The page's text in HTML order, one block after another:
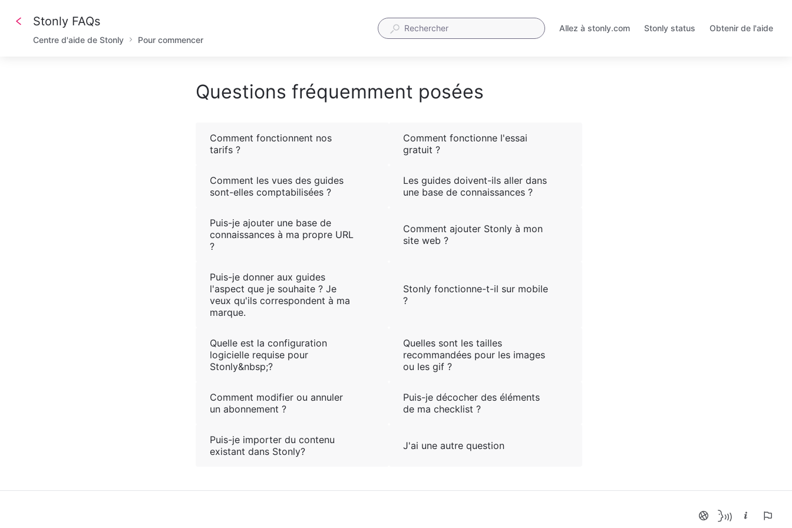
Stonly FAQs
Centre d'aide de Stonly Pour commencer
Allez à stonly.com
S'ouvre
Stonly status
S'ouvre
Obtenir de l'aide
Questions fréquemment posées
Comment fonctionnent nos
tarifs ?
Comment fonctionne l'essai
gratuit ?
Comment les vues des guides
sont-elles comptabilisées ?
Les guides doivent-ils aller dans
une base de connaissances ?
Puis-je ajouter une base de
connaissances à ma propre URL
?
Comment ajouter Stonly à mon
site web ?
Puis-je donner aux guides
l'aspect que je souhaite ? Je
veux qu'ils correspondent à ma
marque.
Stonly fonctionne-t-il sur mobile
?
Quelle est la configuration
logicielle requise pour
Stonly&nbsp;?
Quelles sont les tailles
recommandées pour les images
ou les gif ?
Comment modifier ou annuler
un abonnement ?
Puis-je décocher des éléments
de ma checklist ?
Puis-je importer du contenu
existant dans Stonly?
J'ai une autre question